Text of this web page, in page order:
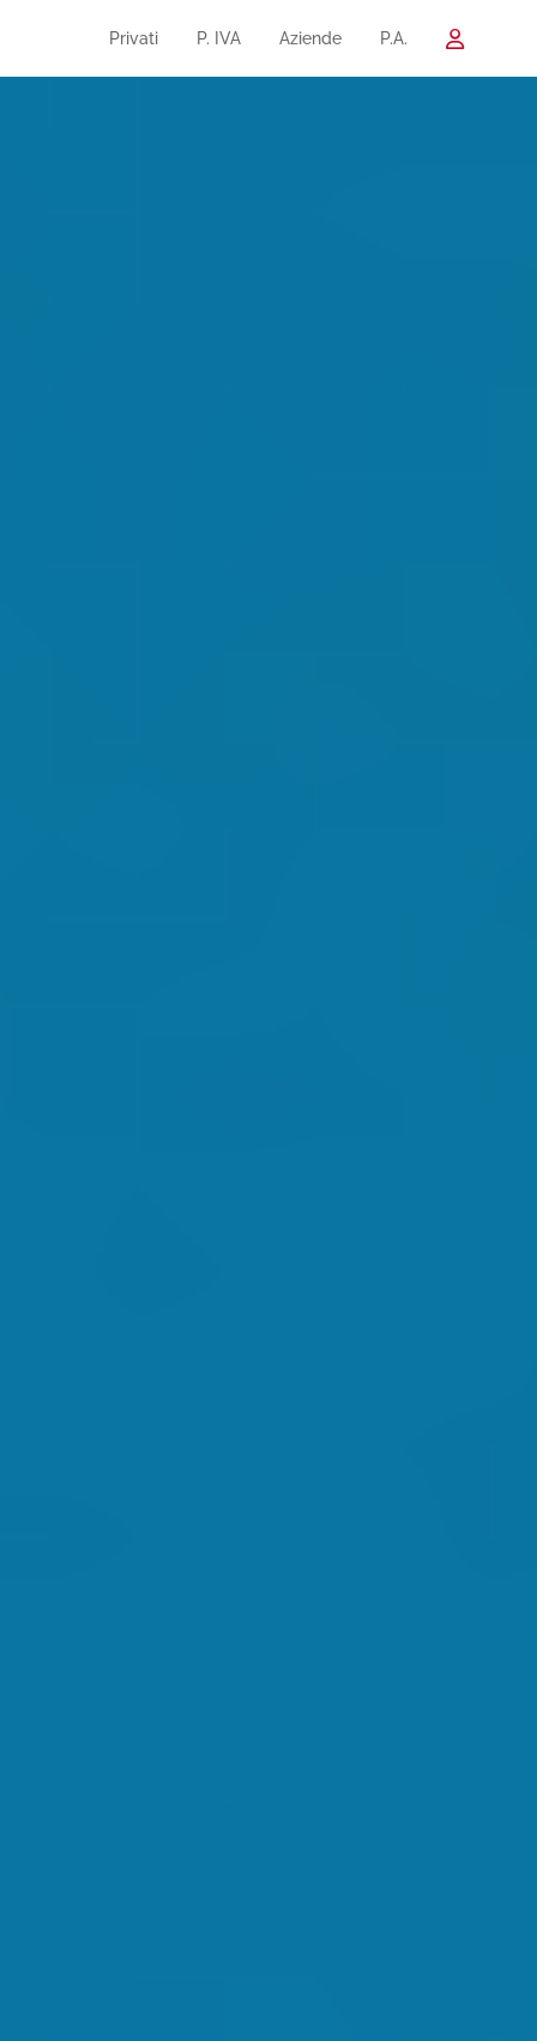
Privati P. IVA Aziende P.A.